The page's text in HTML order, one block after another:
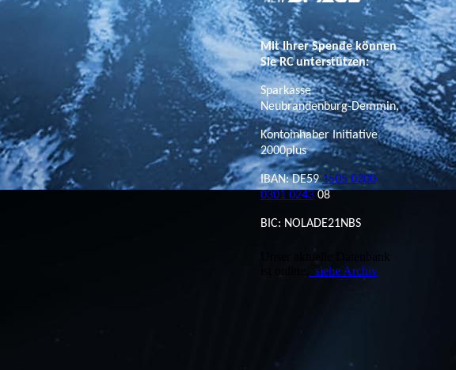
Mit Ihrer Spende können
Sie RC unterstützen:
Sparkasse
Neubrandenburg-Demmin,
Kontoinhaber Initiative
2000plus
IBAN: DE591505 0200
0301 0243 08
BIC: NOLADE21NBS
Unser aktuelle Datenbank
siehe Archiv